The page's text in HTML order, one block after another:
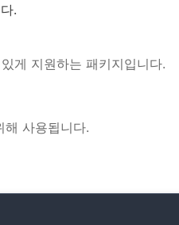
.
게 지원하는 패키지입니다.
사용됩니다.